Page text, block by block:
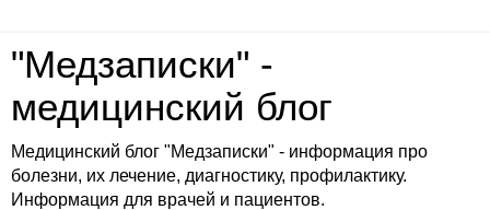
"Медзаписки" -
медицинский блог
Медицинский блог "Медзаписки" - информация про
болезни, их лечение, диагностику, профилактику.
Информация для врачей и пациентов.